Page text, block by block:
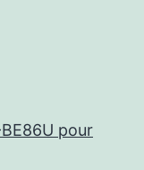
pour